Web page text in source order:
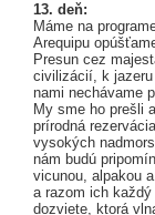
13. deň:
Máme na
Arequipu
Presun cez
civilizácií, k
nami nechávame
My sme ho prešli
prírodná
vysokých
nám budú
vicunou, alpakou
a razom ich
dozviete, ktorá